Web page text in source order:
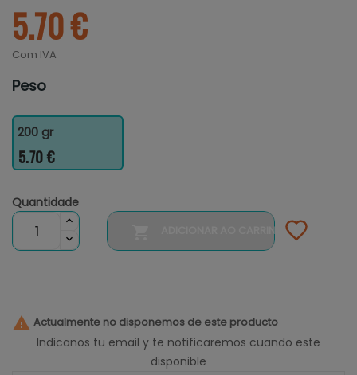
5.70 €
Com IVA
Peso
200 gr
5.70 €
Quantidade
ADICIONAR AO CARRINHO
 Actualmente no disponemos de este producto
Indicanos tu email y te notificaremos cuando este
disponible